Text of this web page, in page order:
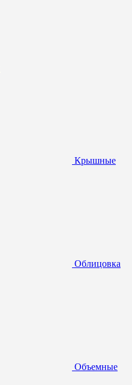
Крышные
Облицовка
Объемные